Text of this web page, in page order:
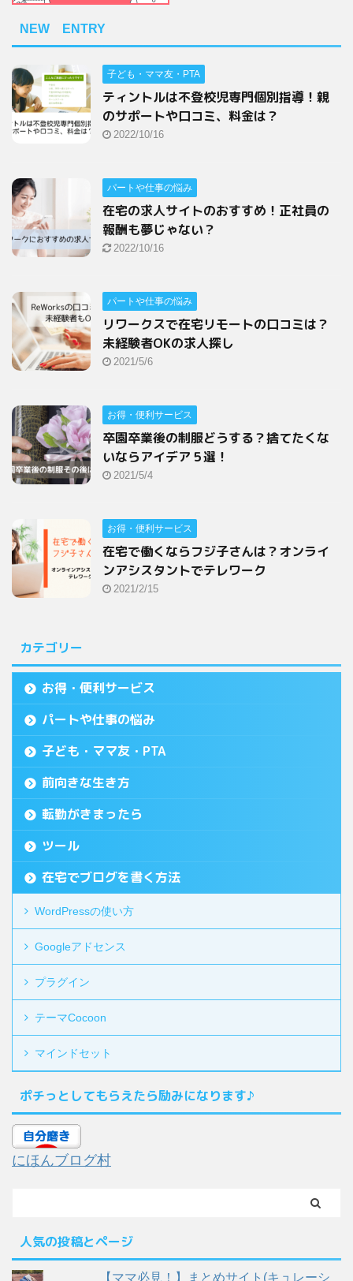
NEW ENTRY
子ども・ママ友・PTA
ティントルは不登校児専門個別指導！親
のサポートや口コミ、料金は？
2022/10/16
パートや仕事の悩み
在宅の求人サイトのおすすめ！正社員の
報酬も夢じゃない？
2022/10/16
パートや仕事の悩み
リワークスで在宅リモートの口コミは？
未経験者OKの求人探し
2021/5/6
お得・便利サービス
卒園卒業後の制服どうする？捨てたくな
いならアイデア５選！
2021/5/4
お得・便利サービス
在宅で働くならフジ子さんは？オンライ
ンアシスタントでテレワーク
2021/2/15
カテゴリー
お得・便利サービス
パートや仕事の悩み
子ども・ママ友・PTA
前向きな生き方
転勤がきまったら
ツール
在宅でブログを書く方法
WordPressの使い方
Googleアドセンス
プラグイン
テーマCocoon
マインドセット
ポチっとしてもらえたら励みになります♪
にほんブログ村
人気の投稿とページ
【ママ必見！】まとめサイト(キュレーシ